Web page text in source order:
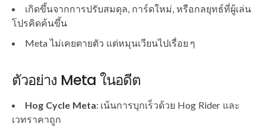
เกิดขึ้นจากการปรับสมดุล, การ์ดใหม่, หรือกลยุทธ์ที่ผู้เล่น
โปรคิดค้นขึ้น
Meta ไม่เคยตายตัว แต่หมุนเวียนไปเรื่อย ๆ
ตัวอย่าง Meta ในอดีต
Hog Cycle Meta: เน้นการบุกเร็วด้วย Hog Rider และ
เวทราคาถูก